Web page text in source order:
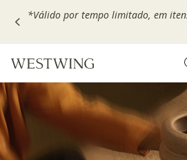
Escolha seu VOUCHER e ganhe até